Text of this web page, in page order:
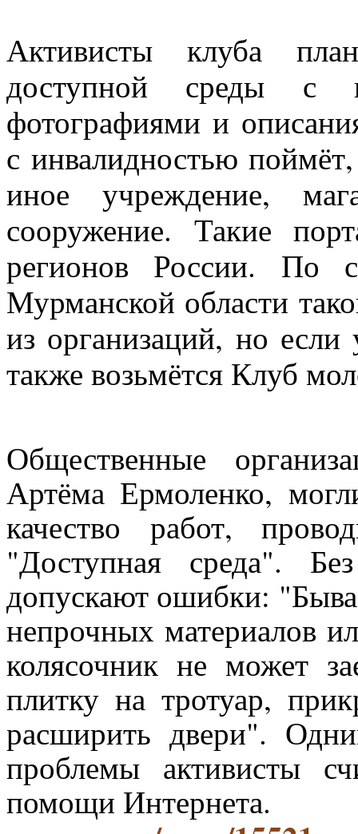
Активисты клуба
доступной среды с
фотографиями и
с инвалидностью
иное учреждение,
сооружение. Такие
регионов России. По
Мурманской области
из организаций, но
также возьмётся Клуб
Общественные
Артёма Ермоленко,
качество работ,
"Доступная среда".
допускают ошибки:
непрочных материалов
колясочник не может
плитку на тротуар,
расширить двери".
проблемы активисты
помощи Интернета.